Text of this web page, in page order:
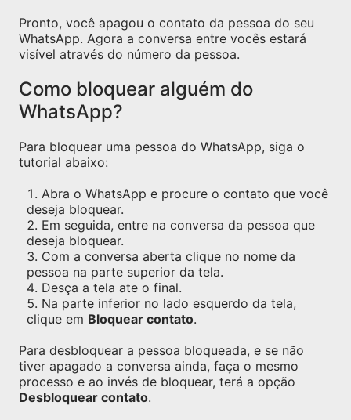
Pronto, você apagou o contato da pessoa do seu
WhatsApp. Agora a conversa entre vocês estará
visível através do número da pessoa.
Como bloquear alguém do
WhatsApp?
Para bloquear uma pessoa do WhatsApp, siga o
tutorial abaixo:
Abra o WhatsApp e procure o contato que você
deseja bloquear.
Em seguida, entre na conversa da pessoa que
deseja bloquear.
Com a conversa aberta clique no nome da
pessoa na parte superior da tela.
Desça a tela ate o final.
Na parte inferior no lado esquerdo da tela,
clique em Bloquear contato.
Para desbloquear a pessoa bloqueada, e se não
tiver apagado a conversa ainda, faça o mesmo
processo e ao invés de bloquear, terá a opção
Desbloquear contato.